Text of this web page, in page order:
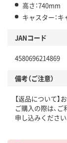
高さ：740mm
キャスター：
JANコード
4580696214869
備考（ご注意）
【返品について
ご購入の際は、ご
申し込みください